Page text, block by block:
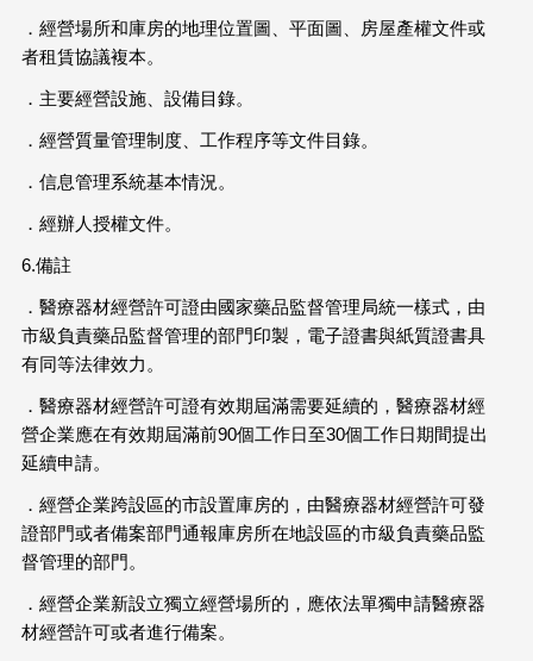
．經營場所和庫房的地理位置圖、平面圖、房屋產權文件或
者租賃協議複本。
．主要經營設施、設備目錄。
．經營質量管理制度、工作程序等文件目錄。
．信息管理系統基本情況。
．經辦人授權文件。
6.備註
．醫療器材經營許可證由國家藥品監督管理局統一樣式，由
市級負責藥品監督管理的部門印製，電子證書與紙質證書具
有同等法律效力。
．醫療器材經營許可證有效期屆滿需要延續的，醫療器材經
營企業應在有效期屆滿前90個工作日至30個工作日期間提出
延續申請。
．經營企業跨設區的市設置庫房的，由醫療器材經營許可發
證部門或者備案部門通報庫房所在地設區的市級負責藥品監
督管理的部門。
．經營企業新設立獨立經營場所的，應依法單獨申請醫療器
材經營許可或者進行備案。